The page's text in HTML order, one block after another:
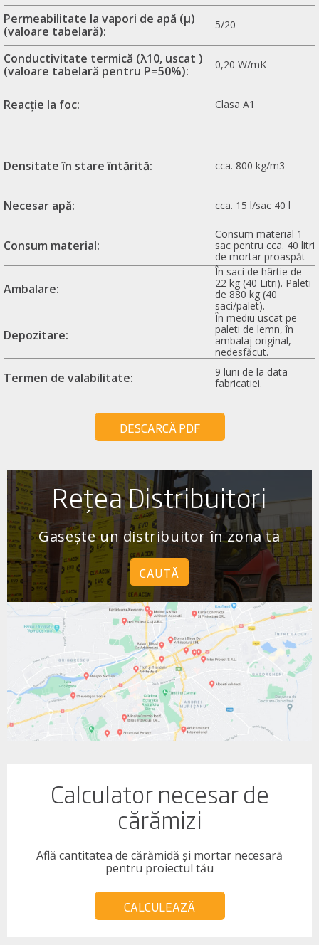
Permeabilitate la vapori de apă (μ)
(valoare tabelară):
5/20
Conductivitate termică (λ10, uscat )
(valoare tabelară pentru P=50%):
0,20 W/mK
Reacție la foc: Clasa A1
Densitate în stare întărită: cca. 800 kg/m3
Necesar apă: cca. 15 l/sac 40 l
Consum material:
Consum material 1
sac pentru cca. 40 litri
de mortar proaspăt
Ambalare:
În saci de hârtie de
22 kg (40 Litri). Paleti
de 880 kg (40
saci/palet).
Depozitare:
În mediu uscat pe
paleti de lemn, în
ambalaj original,
nedesfăcut.
Termen de valabilitate:
9 luni de la data
fabricatiei.
DESCARCĂ PDF
Rețea Distribuitori
Gasește un distribuitor în zona ta
CAUTĂ
Calculator necesar de
cărămizi
Află cantitatea de cărămidă și mortar necesară
pentru proiectul tău
CALCULEAZĂ